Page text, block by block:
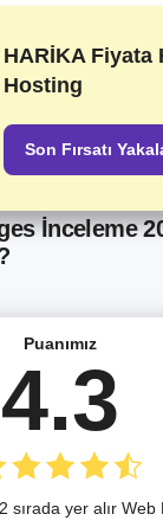
test ve
sağlayıcılarla
Bu sayfada
Reklam
İnceleme
Puanımız
4.3
sırada yer alır Web
HARİKA Fiyata
Hosting
Son Fırsatı